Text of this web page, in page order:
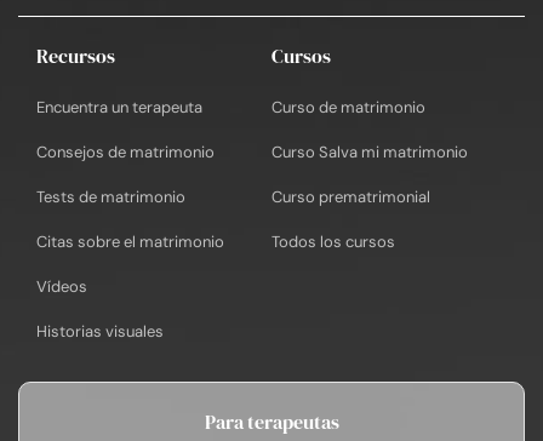
Recursos
Encuentra un terapeuta
Consejos de matrimonio
Tests de matrimonio
Citas sobre el matrimonio
Vídeos
Historias visuales
Cursos
Curso de matrimonio
Curso Salva mi matrimonio
Curso prematrimonial
Todos los cursos
Para terapeutas